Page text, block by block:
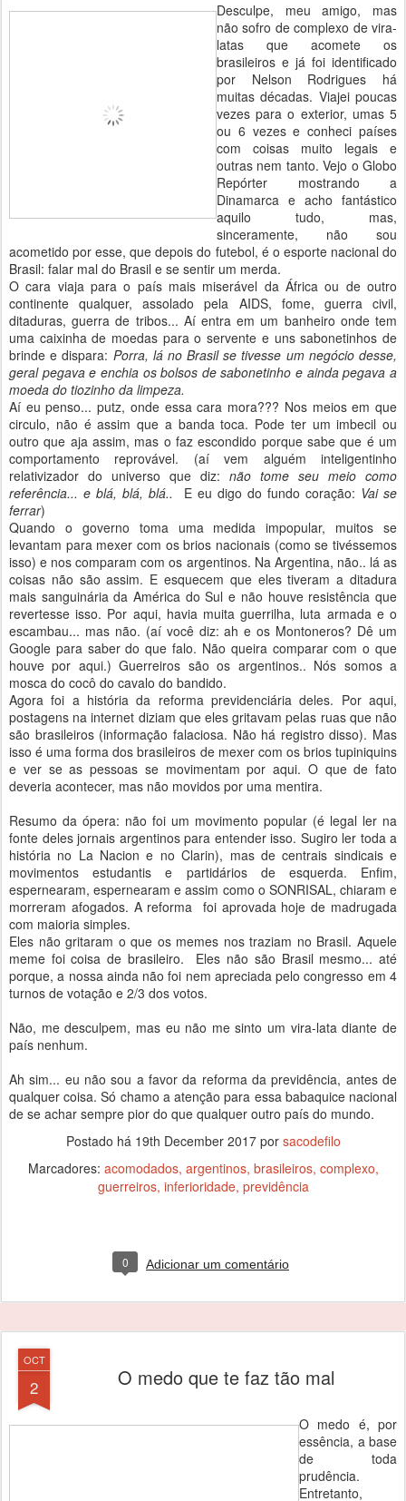
Desculpe, meu amigo, mas
não sofro de complexo de vira-
latas que acomete os
brasileiros e já foi identificado
por Nelson Rodrigues há
muitas décadas. Viajei poucas
vezes para o exterior, umas 5
ou 6 vezes e conheci países
com coisas muito legais e
outras nem tanto. Vejo o Globo
Repórter mostrando a
Dinamarca e acho fantástico
aquilo tudo, mas,
sinceramente, não sou
acometido por esse, que depois do futebol, é o esporte nacional do
Brasil: falar mal do Brasil e se sentir um merda.
O cara viaja para o país mais miserável da África ou de outro
continente qualquer, assolado pela AIDS, fome, guerra civil,
ditaduras, guerra de tribos... Aí entra em um banheiro onde tem
uma caixinha de moedas para o servente e uns sabonetinhos de
brinde e dispara: Porra, lá no Brasil se tivesse um negócio desse,
geral pegava e enchia os bolsos de sabonetinho e ainda pegava a
moeda do tiozinho da limpeza.
Aí eu penso... putz, onde essa cara mora??? Nos meios em que
circulo, não é assim que a banda toca. Pode ter um imbecil ou
outro que aja assim, mas o faz escondido porque sabe que é um
comportamento reprovável. (aí vem alguém inteligentinho
relativizador do universo que diz: não tome seu meio como
referência... e blá, blá, blá..
E eu digo do fundo coração: Vai se
ferrar)
Quando o governo toma uma medida impopular, muitos se
levantam para mexer com os brios nacionais (como se tivéssemos
isso) e nos comparam com os argentinos. Na Argentina, não.. lá as
coisas não são assim. E esquecem que eles tiveram a ditadura
mais sanguinária da América do Sul e não houve resistência que
revertesse isso. Por aqui, havia muita guerrilha, luta armada e o
escambau... mas não. (aí você diz: ah e os Montoneros? Dê um
Google para saber do que falo. Não queira comparar com o que
houve por aqui.) Guerreiros são os argentinos.. Nós somos a
mosca do cocô do cavalo do bandido.
Agora foi a história da reforma previdenciária deles. Por aqui,
postagens na internet diziam que eles gritavam pelas ruas que não
são brasileiros (informação falaciosa. Não há registro disso). Mas
isso é uma forma dos brasileiros de mexer com os brios tupiniquins
e ver se as pessoas se movimentam por aqui. O que de fato
deveria acontecer, mas não movidos por uma mentira.
Resumo da ópera: não foi um movimento popular (é legal ler na
fonte deles jornais argentinos para entender isso. Sugiro ler toda a
história no La Nacion e no Clarin), mas de centrais sindicais e
movimentos estudantis e partidários de esquerda. Enfim,
espernearam, espernearam e assim como o SONRISAL, chiaram e
morreram afogados. A reforma foi aprovada hoje de madrugada
com maioria simples.
Eles não gritaram o que os memes nos traziam no Brasil. Aquele
meme foi coisa de brasileiro. Eles não são Brasil mesmo... até
porque, a nossa ainda não foi nem apreciada pelo congresso em 4
turnos de votação e 2/3 dos votos.
Não, me desculpem, mas eu não me sinto um vira-lata diante de
país nenhum.
Ah sim... eu não sou a favor da reforma da previdência, antes de
qualquer coisa. Só chamo a atenção para essa babaquice nacional
de se achar sempre pior do que qualquer outro país do mundo.
Postado há 19th December 2017por sacodefilo
Marcadores: acomodados argentinos brasileiros complexo
guerreiros inferioridade previdência
0 Adicionar um comentário
OCT
2 O medo que te faz tão mal
O medo é, por
essência, a base
de toda
prudência.
Entretanto,